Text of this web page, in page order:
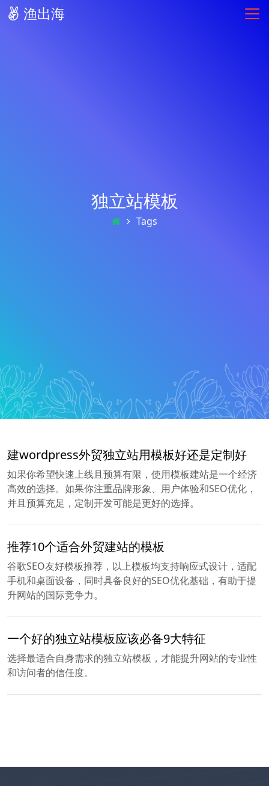
渔出海
独立站模板
Tags
建wordpress外贸独立站用模板好还是定制好
如果你希望快速上线且预算有限，使用模板建站是一个经济
高效的选择。如果你注重品牌形象、用户体验和SEO优化，
并且预算充足，定制开发可能是更好的选择。
推荐10个适合外贸建站的模板
谷歌SEO友好模板推荐，以上模板均支持响应式设计，适配
手机和桌面设备，同时具备良好的SEO优化基础，有助于提
升网站的国际竞争力。
一个好的独立站模板应该必备9大特征
选择最适合自身需求的独立站模板，才能提升网站的专业性
和访问者的信任度。